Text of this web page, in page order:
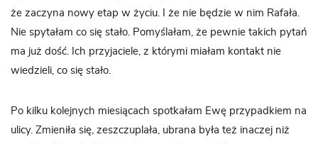
że zaczyna nowy etap w życiu. I że nie będzie w nim Rafała.
Nie spytałam co się stało. Pomyślałam, że pewnie takich pytań
ma już dość. Ich przyjaciele, z którymi miałam kontakt nie
wiedzieli, co się stało.
Po kilku kolejnych miesiącach spotkałam Ewę przypadkiem na
ulicy. Zmieniła się, zeszczuplała, ubrana była też inaczej niż